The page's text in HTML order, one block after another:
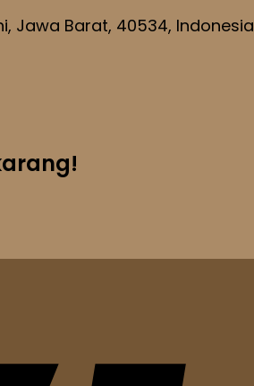
Jawa Barat, 40534, Indonesia